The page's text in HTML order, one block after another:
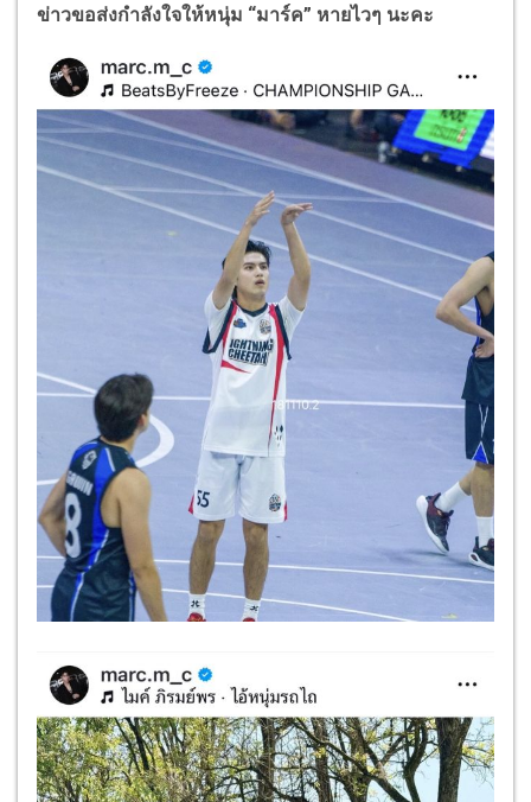
ข่าวขอส่งกำลังใจให้หนุ่ม “มาร์ค” หายไวๆ นะคะ